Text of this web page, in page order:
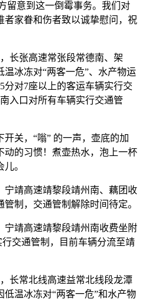
留意到这一倒霉事务。我们对
家眷和伤者致以诚挚慰问，祝
长张高速常张段常德南、架
冰冻对“两客一危”、水产物运
分对7座以上的客运车辆实行交
入口对所有车辆实行交通管
关，“嗡” 的一声，壶底的加
动的习惯！煮壶热水，泡上一杯
。
靖高速靖黎段靖州南、藕团收
制，交通管制解除时间待定。
靖高速靖黎段靖州南收费坐附
交通管制，目前车辆分流至靖
长常北线高速益常北线段龙潭
温冰冻对“两客一危”和水产物